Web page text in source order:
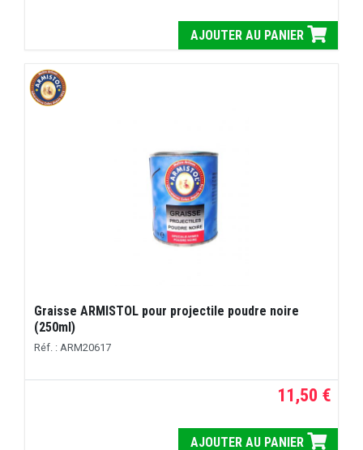
AJOUTER AU PANIER
Graisse ARMISTOL pour projectile poudre noire
(250ml)
Réf. : ARM20617
11,50 €
AJOUTER AU PANIER